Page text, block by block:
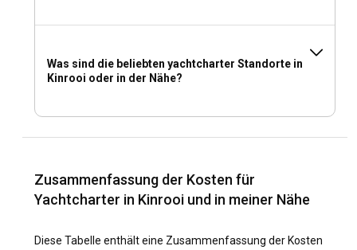
Was sind die beliebten yachtcharter Standorte in
Kinrooi oder in der Nähe?
Zusammenfassung der Kosten für
Yachtcharter in Kinrooi und in meiner Nähe
Diese Tabelle enthält eine Zusammenfassung der Kosten